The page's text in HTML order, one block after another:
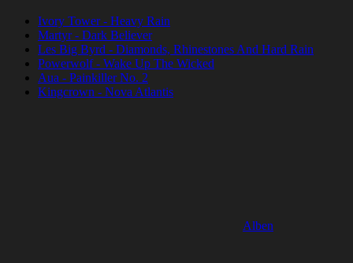
Ivory Tower - Heavy Rain
Martyr - Dark Believer
Les Big Byrd - Diamonds, Rhinestones And Hard Rain
Powerwolf - Wake Up The Wicked
Aua - Painkiller No. 2
Kingcrown - Nova Atlantis
Alben